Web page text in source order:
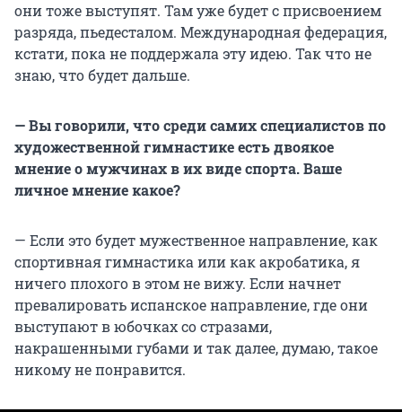
они тоже выступят. Там уже будет с присвоением
разряда, пьедесталом. Международная федерация,
кстати, пока не поддержала эту идею. Так что не
знаю, что будет дальше.
— Вы говорили, что среди самих специалистов по
художественной гимнастике есть двоякое
мнение о мужчинах в их виде спорта. Ваше
личное мнение какое?
— Если это будет мужественное направление, как
спортивная гимнастика или как акробатика, я
ничего плохого в этом не вижу. Если начнет
превалировать испанское направление, где они
выступают в юбочках со стразами,
накрашенными губами и так далее, думаю, такое
никому не понравится.